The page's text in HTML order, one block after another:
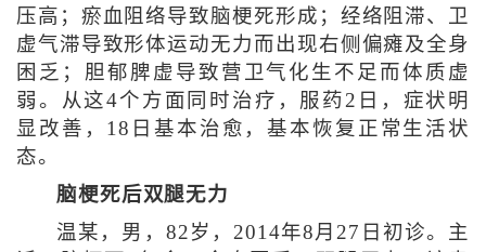
压高；瘀血阻络导致脑梗死形成；经络阻滞、卫
虚气滞导致形体运动无力而出现右侧偏瘫及全身
困乏；胆郁脾虚导致营卫气化生不足而体质虚
弱。从这4个方面同时治疗，服药2日，症状明
显改善，18日基本治愈，基本恢复正常生活状
态。
脑梗死后双腿无力
温某，男，82岁，2014年8月27日初诊。主